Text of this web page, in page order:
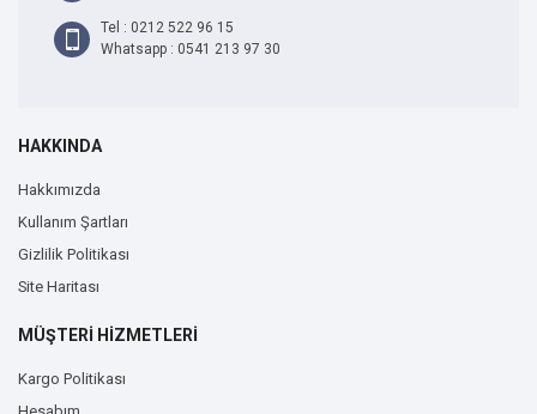
Tel : 0212 522 96 15
Whatsapp : 0541 213 97 30
HAKKINDA
Hakkımızda
Kullanım Şartları
Gizlilik Politikası
Site Haritası
MÜŞTERİ HİZMETLERİ
Kargo Politikası